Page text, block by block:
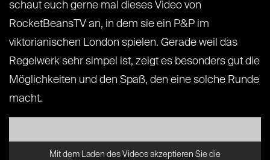
schaut euch gerne mal dieses Video von
RocketBeansTV an, in dem sie ein P&P im
viktorianischen London spielen. Gerade weil das
Regelwerk sehr simpel ist, zeigt es besonders gut die
Möglichkeiten und den Spaß, den eine solche Runde
macht.
Mit dem Laden des Videos akzeptieren Sie die